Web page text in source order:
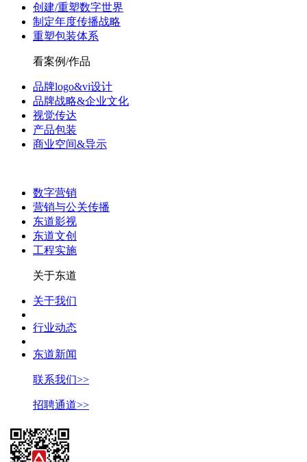
创建/重塑数字世界
制定年度传播战略
重塑包装体系
看案例/作品
品牌logo&vi设计
品牌战略&企业文化
视觉传达
产品包装
商业空间&导示
数字营销
营销与公关传播
东道影视
东道文创
工程实施
关于东道
关于我们
行业动态
东道新闻
联系我们>>
招聘通道>>